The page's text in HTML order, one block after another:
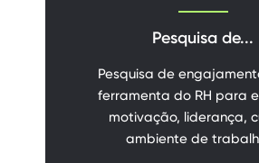
Pesquisa de...
Pesquisa de
ferramenta do RH para
motivação, liderança,
ambiente de